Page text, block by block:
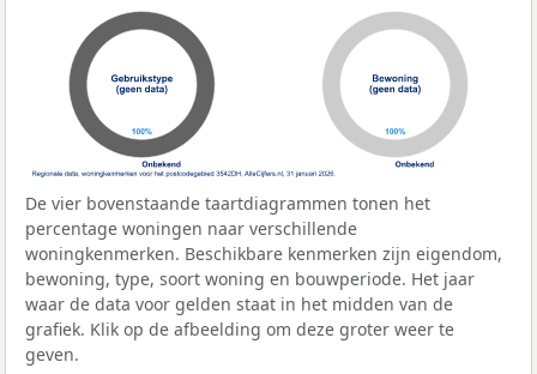
De vier bovenstaande taartdiagrammen tonen het
percentage woningen naar verschillende
woningkenmerken. Beschikbare kenmerken zijn eigendom,
bewoning, type, soort woning en bouwperiode. Het jaar
waar de data voor gelden staat in het midden van de
grafiek. Klik op de afbeelding om deze groter weer te
geven.